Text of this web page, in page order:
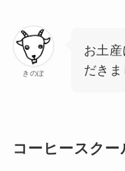
きのぽ
お土
だきま
コーヒースク